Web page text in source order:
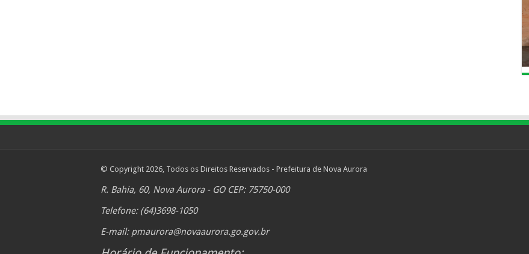
© Copyright 2026, Todos os Direitos Reservados - Prefeitura de Nova Aurora
R. Bahia, 60, Nova Aurora - GO CEP: 75750-000
Telefone: (64)3698-1050
E-mail: pmaurora@novaaurora.go.gov.br